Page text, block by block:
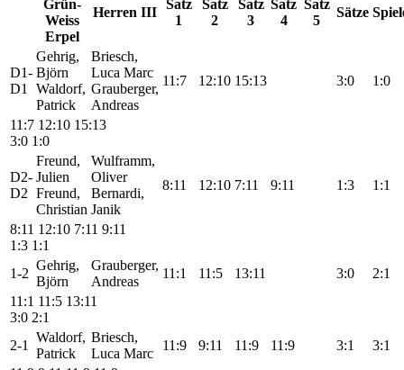
Grün-
Weiss
Erpel
Herren III
Satz
1
Satz
2
Satz
3
Satz
4
Satz
5
Sätze
D1-
D1
Gehrig,
Björn
Waldorf,
Patrick
Briesch,
Luca Marc
Grauberger,
Andreas
11:7 12:10 15:13 3:0 1:0
11:7 12:10 15:13
3:0 1:0
D2-
D2
Freund,
Julien
Freund,
Christian
Wulframm,
Oliver
Bernardi,
Janik
8:11 12:10 7:11 9:11 1:3 1:1
8:11 12:10 7:11 9:11
1:3 1:1
1-2
Gehrig,
Björn
Grauberger,
Andreas
11:1 11:5 13:11 3:0
2:1
11:1 11:5 13:11
3:0 2:1
2-1
Waldorf,
Patrick
Briesch,
Luca Marc
11:9 9:11 11:9 11:9 3:1
3:1